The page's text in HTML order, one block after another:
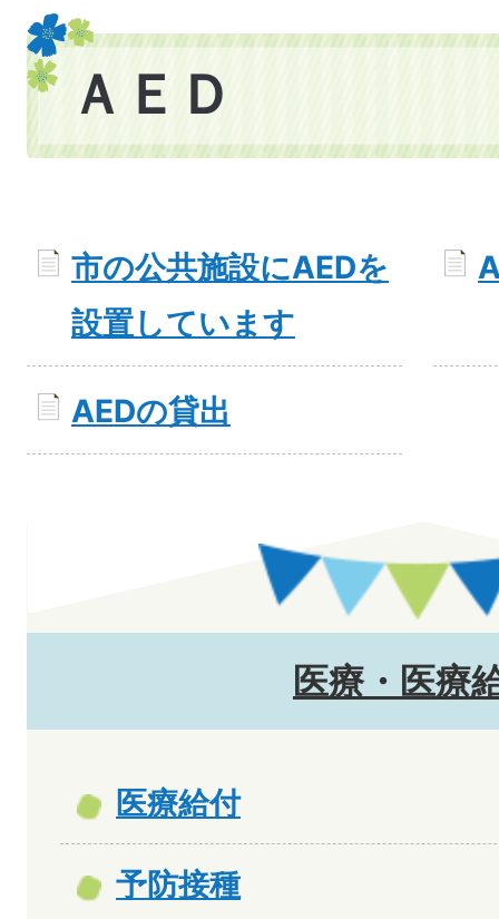
ＡＥＤ
市の公共施設にAEDを
設置しています
AEDの貸出
医療・医療
医療給付
予防接種